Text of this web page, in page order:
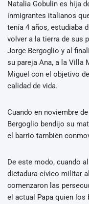
Natalia Gobulin es hija
inmigrantes italianos
tenía 4 años, estudiaba
volver a la tierra de sus
Jorge Bergoglio y al
su pareja Ana, a la Villa
Miguel con el objetivo
calidad de vida.
Cuando en noviembre
Bergoglio bendijo su
el barrio también
De este modo, cuando
dictadura cívico militar
comenzaron las
el actual Papa quien los